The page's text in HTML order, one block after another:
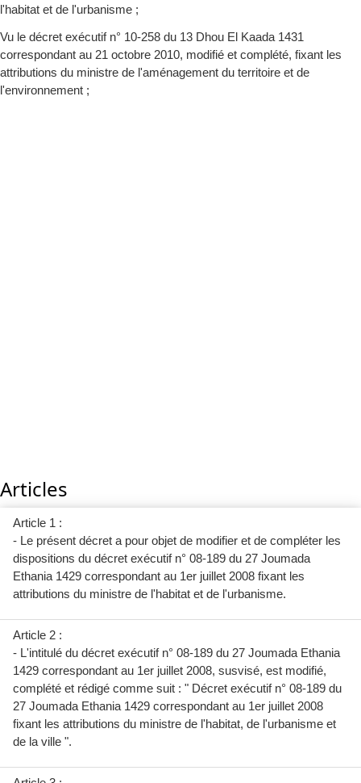
l'habitat et de l'urbanisme ;
Vu le décret exécutif n° 10-258 du 13 Dhou El Kaada 1431
correspondant au 21 octobre 2010, modifié et complété, fixant les
attributions du ministre de l'aménagement du territoire et de
l'environnement ;
Articles
Article 1 :
- Le présent décret a pour objet de modifier et de compléter les
dispositions du décret exécutif n° 08-189 du 27 Joumada
Ethania 1429 correspondant au 1er juillet 2008 fixant les
attributions du ministre de l'habitat et de l'urbanisme.
Article 2 :
- L'intitulé du décret exécutif n° 08-189 du 27 Joumada Ethania
1429 correspondant au 1er juillet 2008, susvisé, est modifié,
complété et rédigé comme suit : " Décret exécutif n° 08-189 du
27 Joumada Ethania 1429 correspondant au 1er juillet 2008
fixant les attributions du ministre de l'habitat, de l'urbanisme et
de la ville ".